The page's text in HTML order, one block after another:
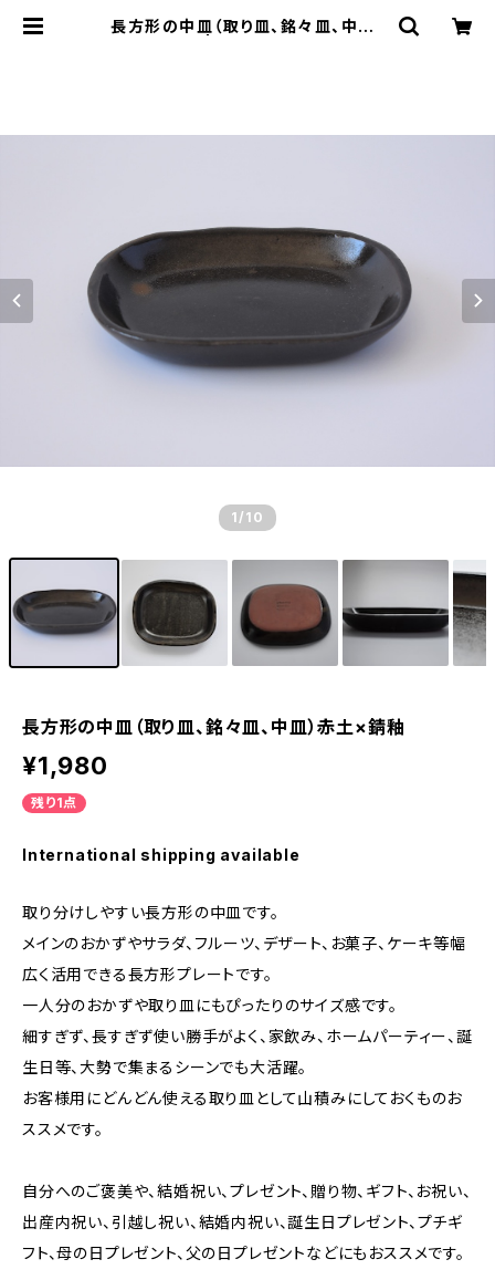
長方形の中皿（取り皿、銘々皿、中皿）
1 /10
長方形の中皿（取り皿、銘々皿、中皿）赤土×錆釉
¥1,980
残り1点
International shipping available
取り分けしやすい長方形の中皿です。
メインのおかずやサラダ、フルーツ、デザート、お菓子、ケーキ等幅
広く活用できる長方形プレートです。
一人分のおかずや取り皿にもぴったりのサイズ感です。
細すぎず、長すぎず使い勝手がよく、家飲み、ホームパーティー、誕
生日等、大勢で集まるシーンでも大活躍。
お客様用にどんどん使える取り皿として山積みにしておくものお
ススメです。
自分へのご褒美や、結婚祝い、プレゼント、贈り物、ギフト、お祝い、
出産内祝い、引越し祝い、結婚内祝い、誕生日プレゼント、プチギ
フト、母の日プレゼント、父の日プレゼントなどにもおススメです。